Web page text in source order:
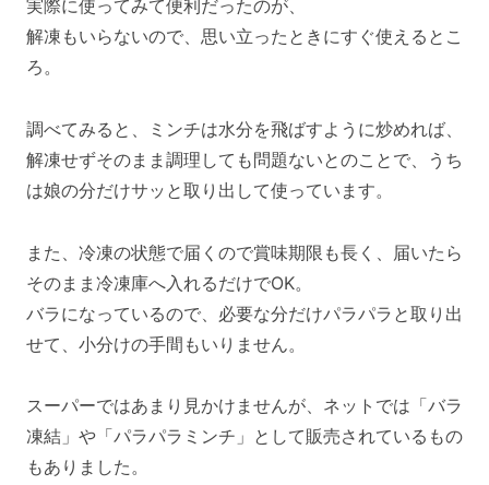
実際に使ってみて便利だったのが、
解凍もいらないので、思い立ったときにすぐ使えるとこ
ろ。
調べてみると、ミンチは水分を飛ばすように炒めれば、
解凍せずそのまま調理しても問題ないとのことで、うち
は娘の分だけサッと取り出して使っています。
また、冷凍の状態で届くので賞味期限も長く、届いたら
そのまま冷凍庫へ入れるだけでOK。
バラになっているので、必要な分だけパラパラと取り出
せて、小分けの手間もいりません。
スーパーではあまり見かけませんが、ネットでは「バラ
凍結」や「パラパラミンチ」として販売されているもの
もありました。